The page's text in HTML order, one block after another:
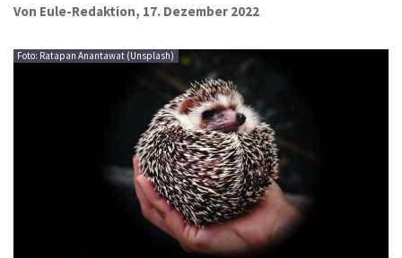
Von Eule-Redaktion, 17. Dezember 2022
Foto: Ratapan Anantawat (Unsplash)